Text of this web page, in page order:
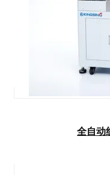
全自动